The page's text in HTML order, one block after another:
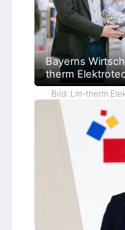
Bayerns
therm
Bild: Lm-therm